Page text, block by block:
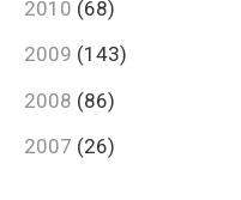
2010 (68)
2009 (143)
2008 (86)
2007 (26)